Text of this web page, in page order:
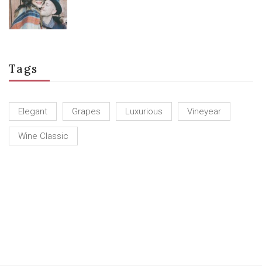
Tags
Elegant Grapes Luxurious Vineyear
Wine Classic